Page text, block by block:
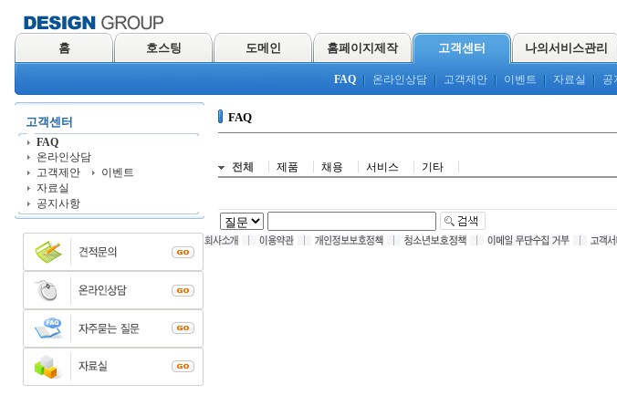
홈 호스팅 도메인 홈페이지제작 고객센터 나의서비스관리
FAQ 온라인상담 고객제안 이벤트 자료실 공
고객센터
FAQ
온라인상담
고객제안
이벤트
자료실
공지사항
FAQ
전체 제품 채용 서비스 기타